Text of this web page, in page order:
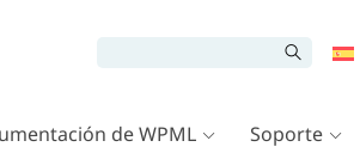
de WPML Soporte